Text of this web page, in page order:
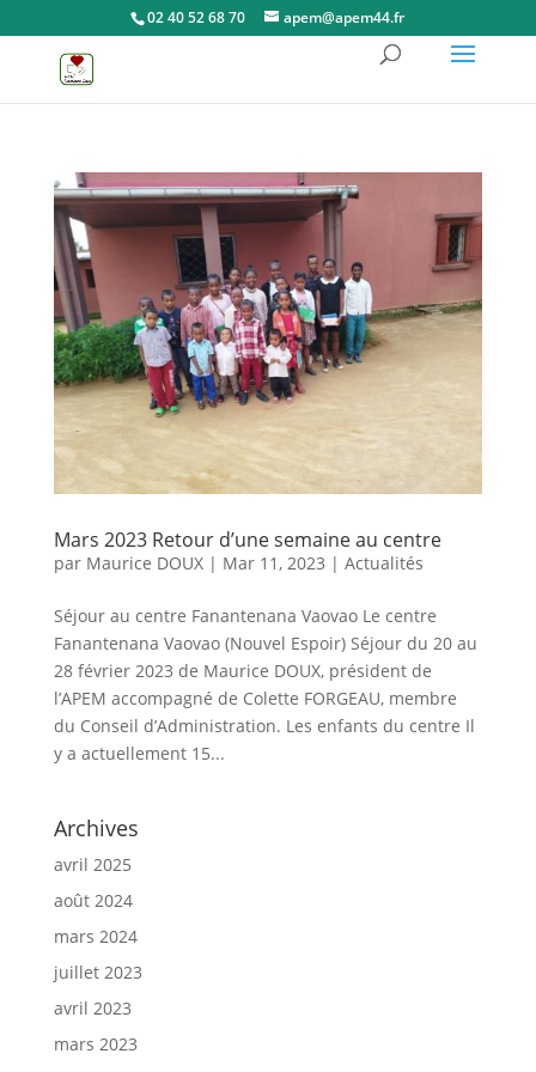
02 40 52 68 70 apem@apem44.fr
Mars 2023 Retour d’une semaine au centre
par Maurice DOUX| Mar 11, 2023 | Actualités
Séjour au centre Fanantenana Vaovao Le centre
Fanantenana Vaovao (Nouvel Espoir) Séjour du 20 au
28 février 2023 de Maurice DOUX, président de
l’APEM accompagné de Colette FORGEAU, membre
du Conseil d’Administration. Les enfants du centre Il
y a actuellement 15...
Archives
avril 2025
août 2024
mars 2024
juillet 2023
avril 2023
mars 2023